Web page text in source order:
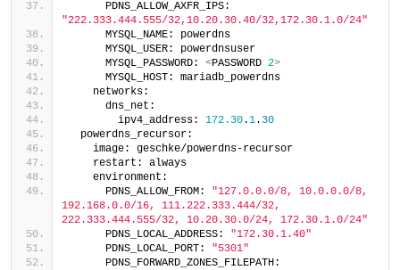
"222.333.444.555/32,10.20.30.40/32,172.30.1.0/24"
      MYSQL_NAME: powerdns
      MYSQL_USER: powerdnsuser
      MYSQL_PASSWORD:
<PASSWORD 2>
      MYSQL_HOST: mariadb_powerdns
    networks:
      dns_net:
        ipv4_address:
172.30.1. 30
  powerdns_recursor:
    image: geschke/powerdns-recursor
    restart: always
    environment:
      PDNS_ALLOW_FROM:
"127.0.0.0/8, 10.0.0.0/8,
192.168.0.0/16, 111.222.333.444/32,
222.333.444.555/32, 10.20.30.0/24, 172.30.1.0/24"
      PDNS_LOCAL_ADDRESS:
"172.30.1.40"
      PDNS_LOCAL_PORT:
"5301"